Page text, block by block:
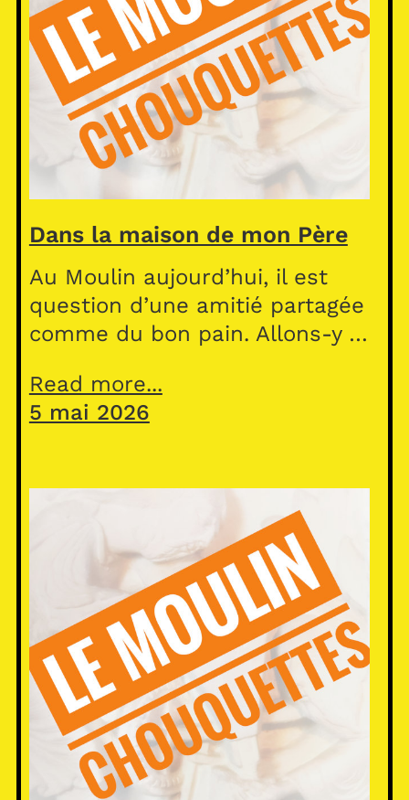
Dans la maison de mon Père
Au Moulin aujourd’hui, il est
question d’une amitié partagée
comme du bon pain. Allons-y …
Read more...
5 mai 2026